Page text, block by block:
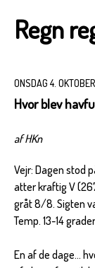
Regn
ONSDAG 4.
Hvor blev
af HKn
Vejr: Dagen stod
atter kraftig V
gråt 8/8. Sigten
Temp. 13-14
En af de dage...